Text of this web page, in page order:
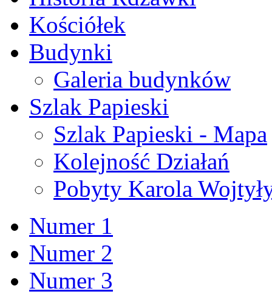
Kościółek
Budynki
Galeria budynków
Szlak Papieski
Szlak Papieski - Mapa
Kolejność Działań
Pobyty Karola
Numer 1
Numer 2
Numer 3